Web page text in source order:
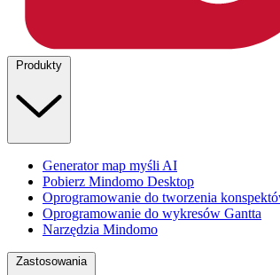
Produkty
Generator map myśli AI
Pobierz Mindomo Desktop
Oprogramowanie do tworzenia
Oprogramowanie do wykresów Gantta
Narzędzia Mindomo
Zastosowania